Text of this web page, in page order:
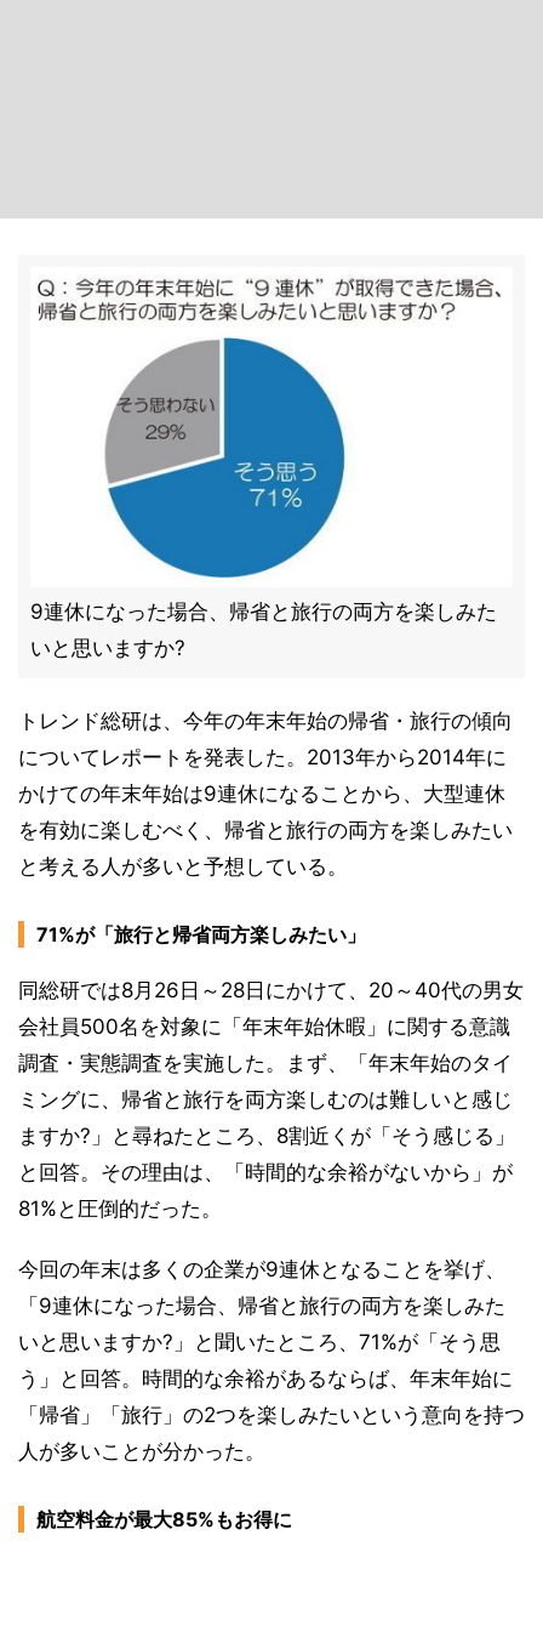
9連休になった場合、帰省と旅行の両方を楽しみた
いと思いますか?
トレンド総研は、今年の年末年始の帰省・旅行の傾向
についてレポートを発表した。2013年から2014年に
かけての年末年始は9連休になることから、大型連休
を有効に楽しむべく、帰省と旅行の両方を楽しみたい
と考える人が多いと予想している。
71%が「旅行と帰省両方楽しみたい」
同総研では8月26日～28日にかけて、20～40代の男女
会社員500名を対象に「年末年始休暇」に関する意識
調査・実態調査を実施した。まず、「年末年始のタイ
ミングに、帰省と旅行を両方楽しむのは難しいと感じ
ますか?」と尋ねたところ、8割近くが「そう感じる」
と回答。その理由は、「時間的な余裕がないから」が
81%と圧倒的だった。
今回の年末は多くの企業が9連休となることを挙げ、
「9連休になった場合、帰省と旅行の両方を楽しみた
いと思いますか?」と聞いたところ、71%が「そう思
う」と回答。時間的な余裕があるならば、年末年始に
「帰省」「旅行」の2つを楽しみたいという意向を持つ
人が多いことが分かった。
航空料金が最大85%もお得に